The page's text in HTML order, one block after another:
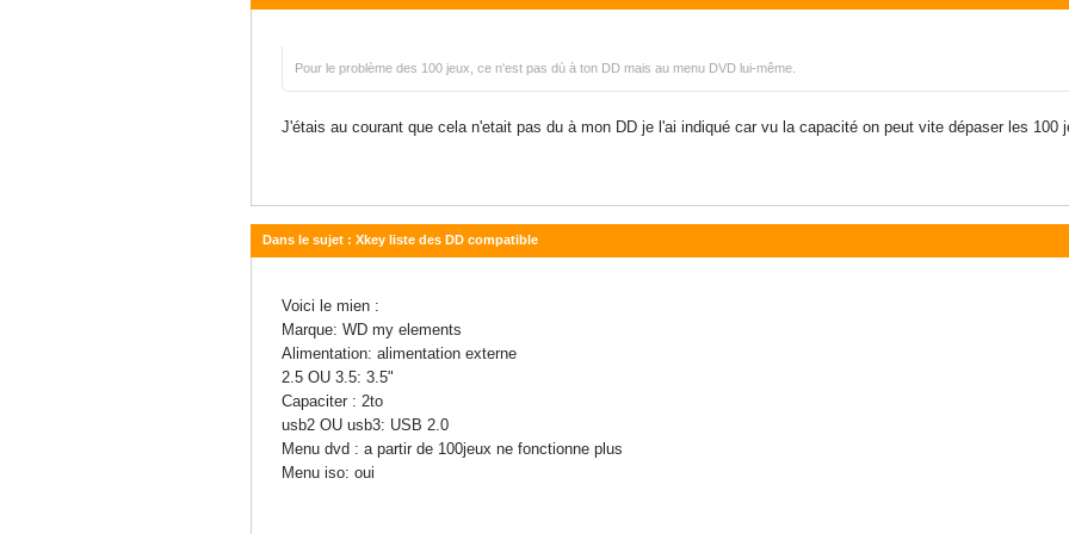
Pour le problème des 100 jeux, ce n'est pas dù à ton DD mais au menu DVD lui-même.
J'étais au courant que cela n'etait pas du à mon DD je l'ai indiqué car vu la capacité on peut vite dépaser les 100
Dans le sujet : Xkey liste des DD compatible
Voici le mien :
Marque: WD my elements
Alimentation: alimentation externe
2.5 OU 3.5: 3.5"
Capaciter : 2to
usb2 OU usb3: USB 2.0
Menu dvd : a partir de 100jeux ne fonctionne plus
Menu iso: oui